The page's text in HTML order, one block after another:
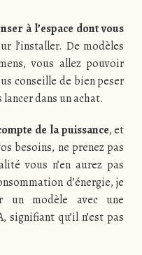
à l’espace dont vous
l’installer. De modèles
vous allez pouvoir
conseille de bien peser
dans un achat.
de la puissance, et
besoins, ne prenez pas
vous n’en aurez pas
d’énergie, je
un modèle avec une
qu’il n’est pas